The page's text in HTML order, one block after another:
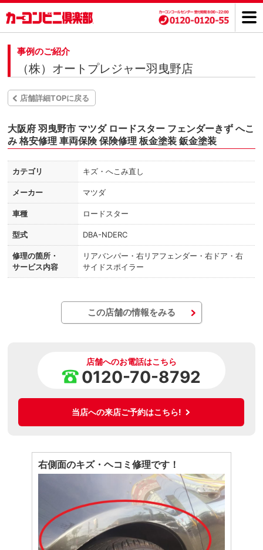
事例のご紹介
（株）オートプレジャー羽曳野店
店舗詳細TOPに戻る
大阪府 羽曳野市 マツダ ロードスター フェンダーきず へこ
み 格安修理 車両保険 保険修理 板金塗装 鈑金塗装
カテゴリ キズ・へこみ直し
メーカー マツダ
車種 ロードスター
型式 DBA-NDERC
修理の箇所・
サービス内容
リアバンパー・右リアフェンダー・右ドア・右
サイドスポイラー
この店舗の情報をみる
店舗へのお電話はこちら
0120-70-8792
当店への来店ご予約はこちら!
右側面のキズ・ヘコミ修理です！